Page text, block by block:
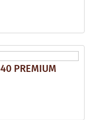
PREMIUM